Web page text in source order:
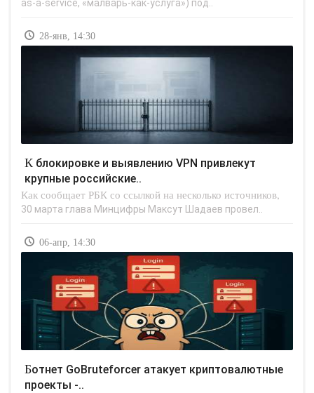
as-a-service, «малварь-как-услуга») под..
28-янв, 14:30
К блокировке и выявлению VPN привлекут
крупные российские..
Как сообщает РБК со ссылкой на несколько источников,
30 марта глава Минцифры Максут Шадаев провел..
06-апр, 14:30
Ботнет GoBruteforcer атакует криптовалютные
проекты -..